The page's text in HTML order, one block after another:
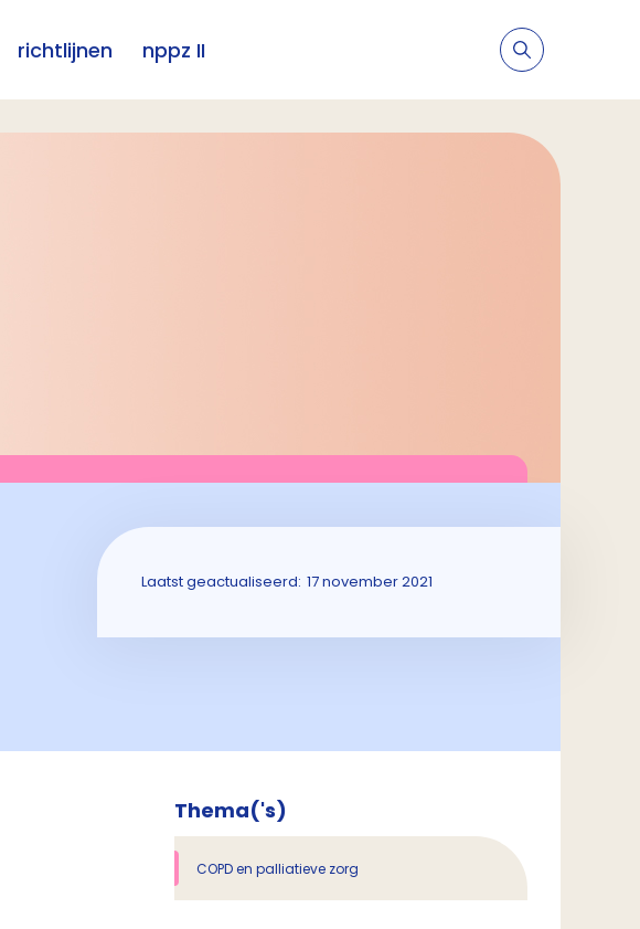
richtlijnen nppz II
Laatst geactualiseerd: 17 november 2021
Thema('s)
COPD en palliatieve zorg